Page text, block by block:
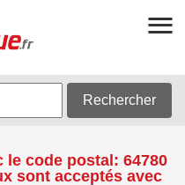
Rechercher
le code postal: 64780
sont acceptés avec